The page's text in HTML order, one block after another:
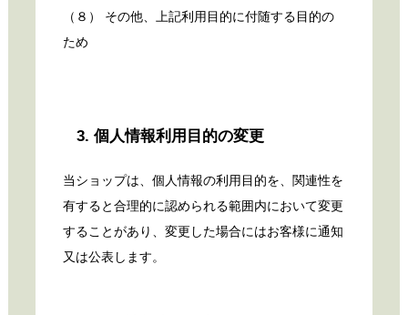
（８） その他、上記利用目的に付随する目的の
ため
3. 個人情報利用目的の変更
当ショップは、個人情報の利用目的を、関連性を
有すると合理的に認められる範囲内において変更
することがあり、変更した場合にはお客様に通知
又は公表します。